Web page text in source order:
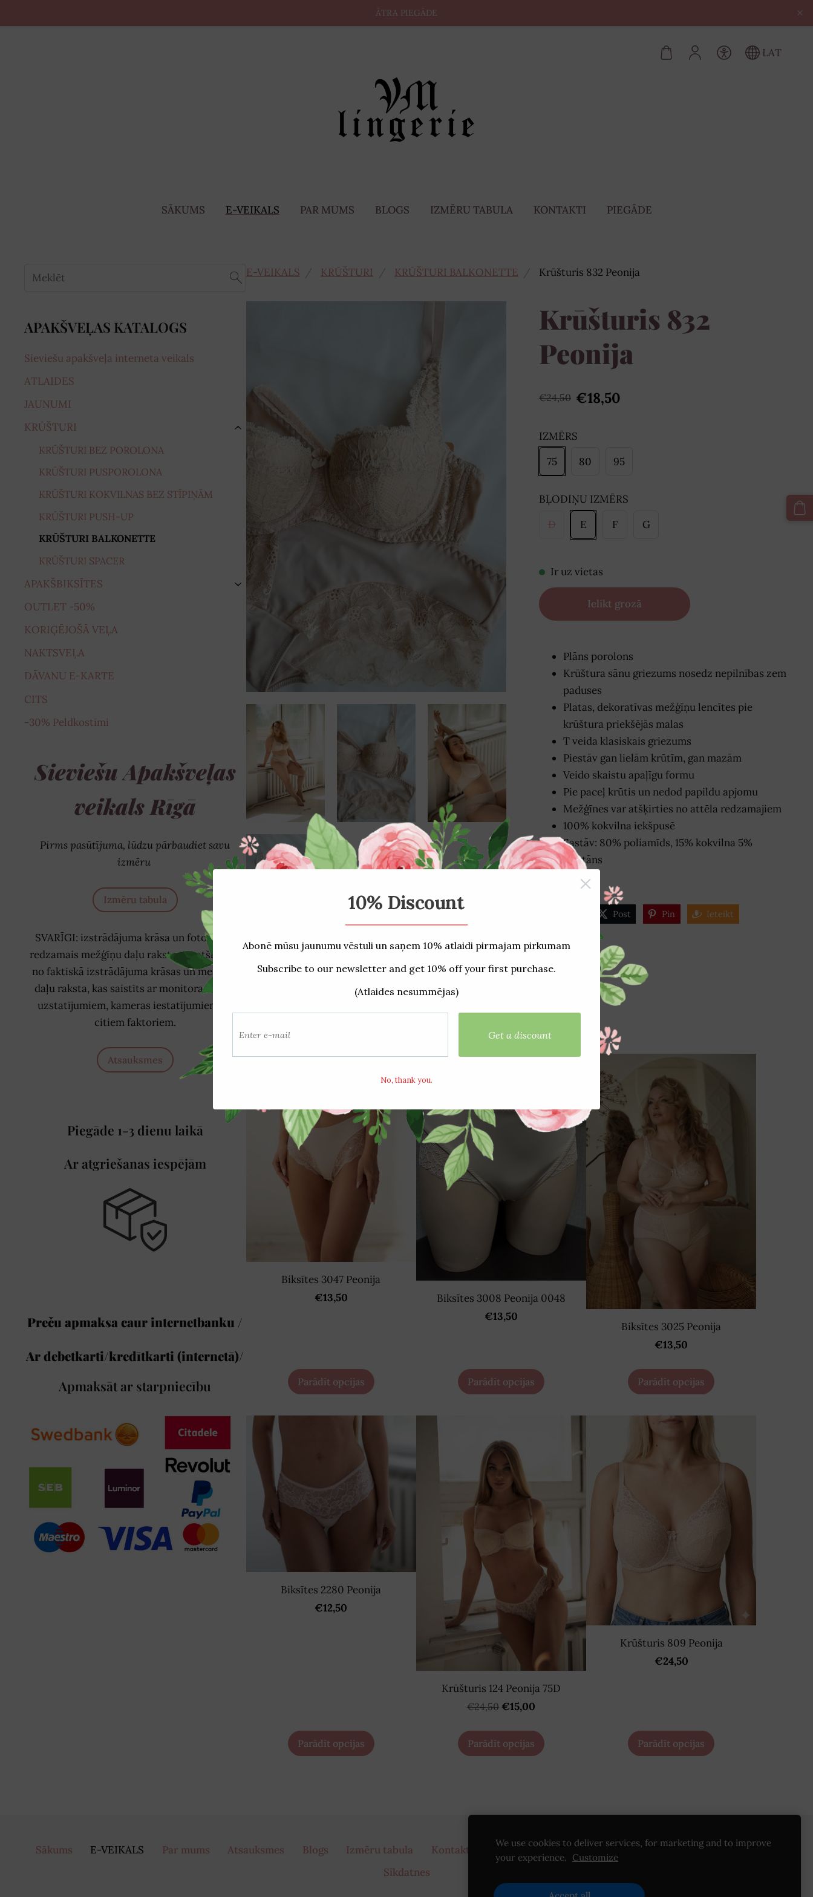
ĀTRA PIEGĀDE ×
SĀKUMS E-VEIKALS PAR MUMS BLOGS IZMĒRU TABULA KONTAKTI PIEGĀDE
LAT
APAKŠVEĻAS KATALOGS
Sieviešu apakšveļa interneta veikals
ATLAIDES
JAUNUMI
KRŪŠTURI
KRŪŠTURI BEZ POROLONA
KRŪŠTURI PUSPOROLONA
KRŪŠTURI KOKVILNAS BEZ STĪPIŅĀM
KRŪŠTURI PUSH-UP
KRŪŠTURI BALKONETTE
KRŪŠTURI SPACER
›
APAKŠBIKSĪTES ›
OUTLET -50%
KORIĢĒJOŠĀ VEĻA
NAKTSVEĻA
DĀVANU E-KARTE
CITS
-30% Peldkostīmi
Sieviešu Apakšveļas
veikals Rīgā
Pirms pasūtījuma, lūdzu pārbaudiet savu
izmēru
Izmēru tabula
SVARĪGI: izstrādājuma krāsa un fotoattēlā
redzamais mežģīņu daļu raksts var atšķirties
no faktiskā izstrādājuma krāsas un mežģīņu
daļu raksta, kas saistīts ar monitora krāsas
uzstatījumiem, kameras iestatījumiem un
citiem faktoriem.
Atsauksmes
Piegāde 1-3 dienu laikā
Ar atgriešanas iespējām
Preču apmaksa caur internetbanku /
Ar debetkarti/kredītkarti (internetā)/
Apmaksāt ar starpniecību
E-VEIKALS KRŪŠTURI KRŪŠTURI BALKONETTE Krūšturis 832 Peonija
Krūšturis 832
Peonija
€24,50 €18,50
IZMĒRS
75
80 95
BĻODIŅU IZMĒRS
D
E F G
Ir uz vietas
Ielikt grozā
Plāns porolons
Krūštura sānu griezums nosedz nepilnības zem
paduses
Platas, dekoratīvas mežģīņu lencītes pie
krūštura priekšējās malas
T veida klasiskais griezums
Piestāv gan lielām krūtīm, gan mazām
Veido skaistu apaļīgu formu
Pie paceļ krūtis un nedod papildu apjomu
Mežģīnes var atšķirties no attēla redzamajiem
100% kokvilna iekšpusē
Sastāv: 80% poliamīds, 15% kokvilna 5%
elastāns
Post Pin Ieteikt
Biksītes 3047 Peonija
€13,50
Parādīt opcijas
Biksītes 3008 Peonija 0048
€13,50
Parādīt opcijas
Biksītes 3025 Peonija
€13,50
Parādīt opcijas
Biksītes 2280 Peonija
€12,50
Parādīt opcijas
Krūšturis 124 Peonija 75D
€24,50 €15,00
Parādīt opcijas
Krūšturis 809 Peonija
€24,50
Parādīt opcijas
Sākums E-VEIKALS Par mums Atsauksmes Blogs Izmēru tabula Kontakti Piegāde Noteikumi
sadarbība /vairumtirdzniecība
Sīkdatnes
We use cookies to deliver services, for marketing and to improve
your experience. Customize